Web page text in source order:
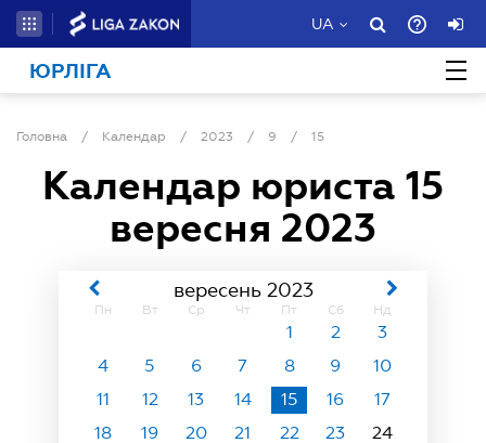
UA
ЮРЛІГА
Головна / Календар / 2023 / 9 / 15
Календар юриста 15
вересня 2023
вересень 2023
Пн Вт Ср Чт Пт Сб Нд
1 2
3
4
5 6 7 8 9
10
11
12 13 14 15 16
17
18
19 20 21 22 23
24